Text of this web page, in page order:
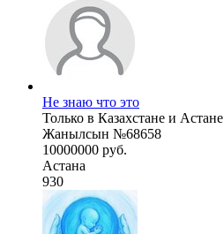
Не знаю что это
Только в Казахстане и Астане
Жанылсын №68658
10000000 руб.
Астана
930